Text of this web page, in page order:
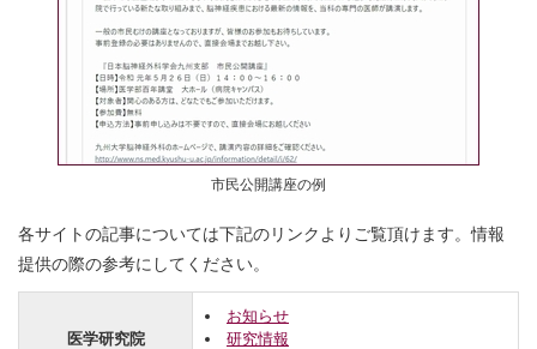
市民公開講座の例
各サイトの記事については下記のリンクよりご覧頂けます。情報
提供の際の参考にしてください。
医学研究院
お知らせ
研究情報